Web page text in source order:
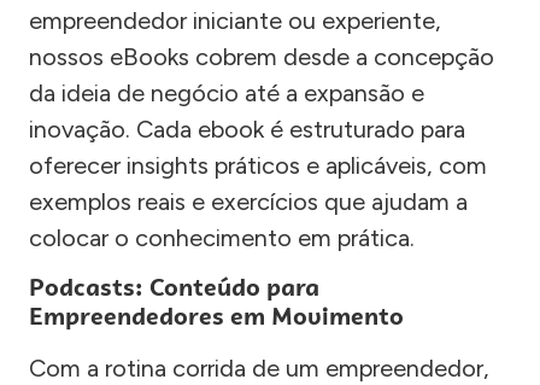
empreendedor iniciante ou experiente,
nossos eBooks cobrem desde a concepção
da ideia de negócio até a expansão e
inovação. Cada ebook é estruturado para
oferecer insights práticos e aplicáveis, com
exemplos reais e exercícios que ajudam a
colocar o conhecimento em prática.
Podcasts: Conteúdo para
Empreendedores em Movimento
Com a rotina corrida de um empreendedor,